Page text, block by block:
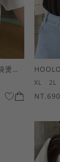
HOOLOOLOO聯名-口袋燙金KUKU熊短袖上衣
XL 2L
NT.690